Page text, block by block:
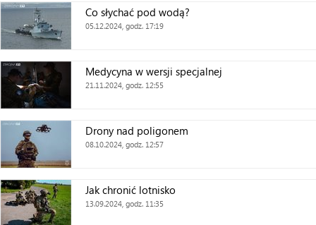
Co słychać pod wodą?
05.12.2024, godz. 17:19
Medycyna w wersji specjalnej
21.11.2024, godz. 12:55
Drony nad poligonem
08.10.2024, godz. 12:57
Jak chronić lotnisko
13.09.2024, godz. 11:35